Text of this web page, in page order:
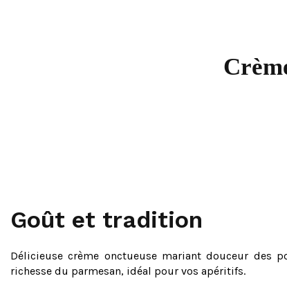
Goût et tradition
Délicieuse crème onctueuse mariant douceur des
richesse du parmesan, idéal pour vos apéritifs.